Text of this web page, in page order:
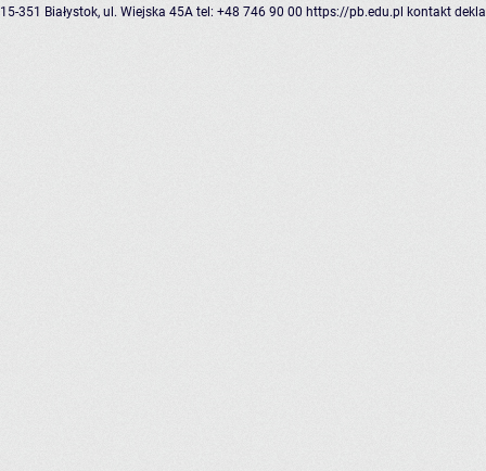
15-351 Białystok, ul. Wiejska 45A tel: +48 746 90 00 https://pb.edu.pl kontakt